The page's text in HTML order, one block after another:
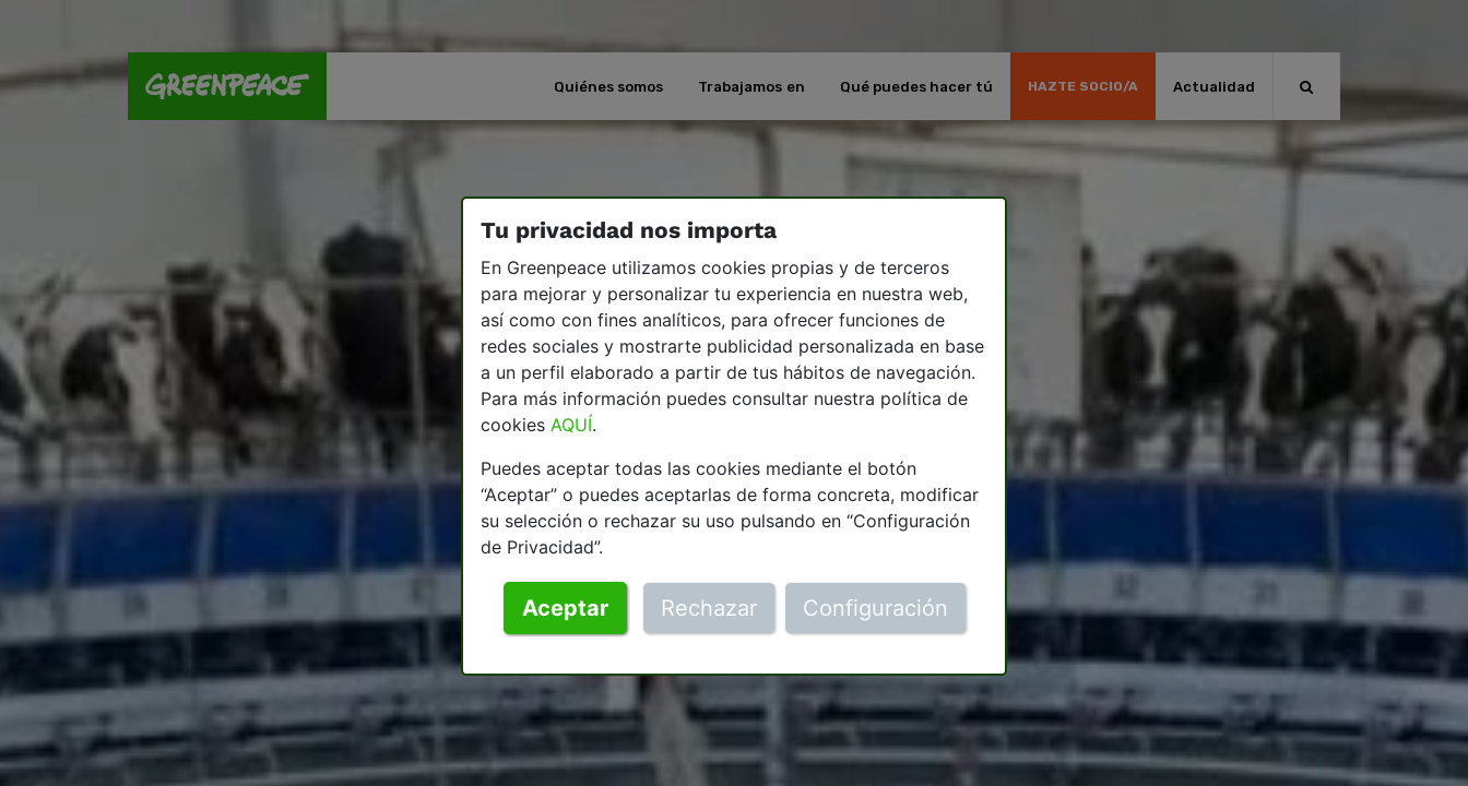
Quiénes somos Trabajamos en Qué puedes hacer tú HAZTE SOCIO/A Actualidad
Tu privacidad nos importa
En Greenpeace utilizamos cookies propias y de terceros
para mejorar y personalizar tu experiencia en nuestra web,
así como con fines analíticos, para ofrecer funciones de
redes sociales y mostrarte publicidad personalizada en base
a un perfil elaborado a partir de tus hábitos de navegación.
Para más información puedes consultar nuestra política de
cookies AQUÍ.
Puedes aceptar todas las cookies mediante el botón
“Aceptar” o puedes aceptarlas de forma concreta, modificar
su selección o rechazar su uso pulsando en “Configuración
de Privacidad”.
Aceptar Rechazar Configuración